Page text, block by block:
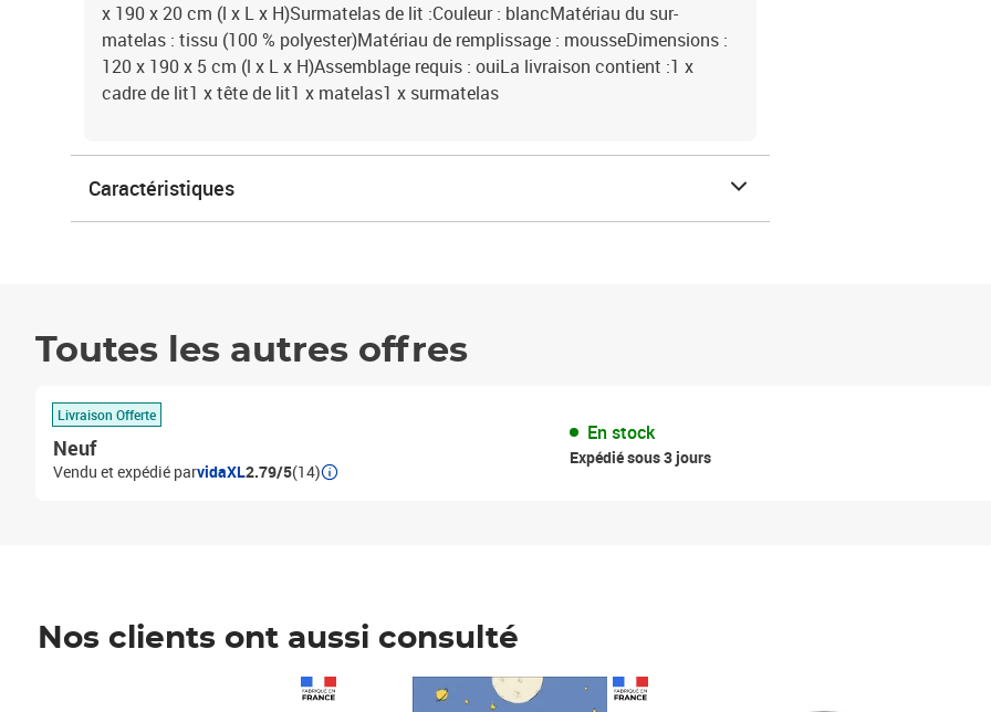
x 190 x 20 cm (l x L x H)Surmatelas de lit :Couleur : blancMatériau du sur-
matelas : tissu (100 % polyester)Matériau de remplissage : mousseDimensions :
120 x 190 x 5 cm (l x L x H)Assemblage requis : ouiLa livraison contient :1 x
cadre de lit1 x tête de lit1 x matelas1 x surmatelas
Caractéristiques
Toutes les autres offres
Livraison Offerte
Neuf
Vendu et expédié parvidaXL2.79/5(14)
En stock
Expédié sous 3 jours
Nos clients ont aussi consulté
Prix 7,50€